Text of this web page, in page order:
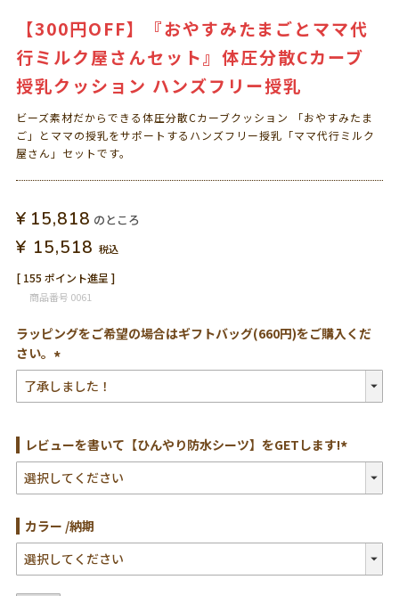
ビーズ素材だからできる体圧分散Cカーブクッション 「おやすみたま
ご」とママの授乳をサポートするハンズフリー授乳「ママ代行ミルク
屋さん」セットです。
【300円OFF】『おやすみたまごとママ代
行ミルク屋さんセット』体圧分散Cカーブ
授乳クッション ハンズフリー授乳
¥ 15,818 のところ
¥ 15,518 税込
[ 155 ポイント進呈 ]
商品番号 0061
ラッピングをご希望の場合はギフトバッグ(660円)をご購入くだ
さい。
(必
須)
レビューを書いて【ひんやり防水シーツ】をGETします!
(必
カラー 納期